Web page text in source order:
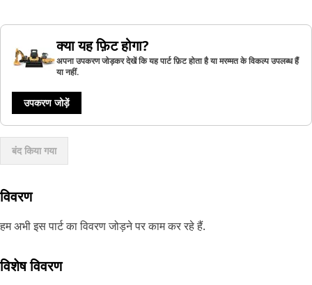
क्या यह फ़िट होगा?
अपना उपकरण जोड़कर देखें कि यह पार्ट फ़िट होता है या मरम्मत के विकल्प उपलब्ध हैं
या नहीं.
उपकरण जोड़ें
बंद किया गया
विवरण
हम अभी इस पार्ट का विवरण जोड़ने पर काम कर रहे हैं.
विशेष विवरण